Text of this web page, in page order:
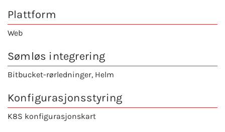
Plattform
Web
Sømløs integrering
Bitbucket-rørledninger, Helm
Konfigurasjonsstyring
K8S konfigurasjonskart